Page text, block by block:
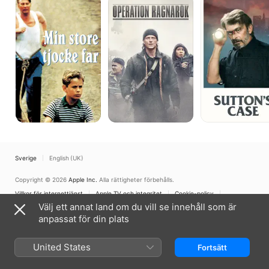
store
tjocke
far
Ragnarök
Case
Sverige English (UK)
Copyright © 2026 Apple Inc. Alla rättigheter förbehålls.
Villkor för internettjänst
Apple TV och integritet
Cookie-policy
Support Välj ett annat land om du vill se innehåll som är
anpassat för din plats
United States Fortsätt